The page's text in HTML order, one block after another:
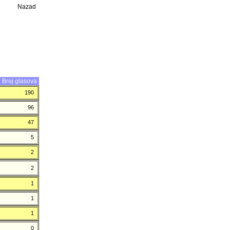
Nazad
Broj glasova
190
96
47
5
2
2
1
1
1
0